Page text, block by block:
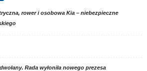
rower i osobowa Kia – niebezpieczne
Rada wyłoniła nowego prezesa